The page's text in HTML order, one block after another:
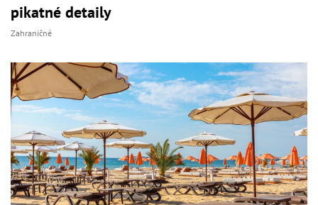
pikatné detaily
Zahraničné